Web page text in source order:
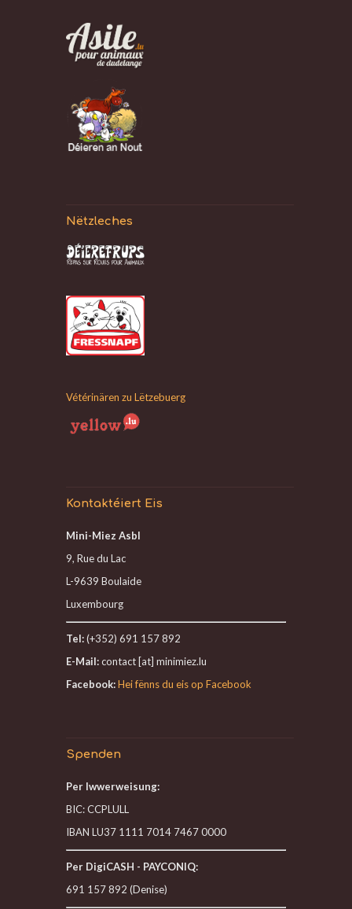
Nëtzleches
Vétérinären zu Lëtzebuerg
Kontaktéiert Eis
Mini-Miez Asbl
9, Rue du Lac
L-9639 Boulaide
Luxembourg
Tel:(+352) 691 157 892
E-Mail:contact [at] minimiez.lu
Facebook:Hei fënns du eis op Facebook
Spenden
Per Iwwerweisung:
BIC: CCPLULL
IBAN LU37 1111 7014 7467 0000
Per DigiCASH - PAYCONIQ:
691 157 892 (Denise)